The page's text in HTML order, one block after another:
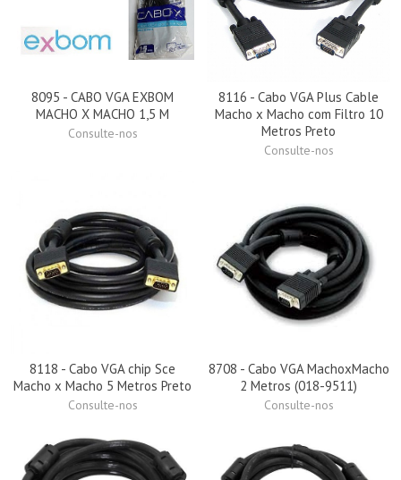
8095 - CABO VGA EXBOM
MACHO X MACHO 1,5 M
Consulte-nos
8116 - Cabo VGA Plus Cable
Macho x Macho com Filtro 10
Metros Preto
Consulte-nos
8118 - Cabo VGA chip Sce
Macho x Macho 5 Metros Preto
Consulte-nos
8708 - Cabo VGA MachoxMacho
2 Metros (018-9511)
Consulte-nos